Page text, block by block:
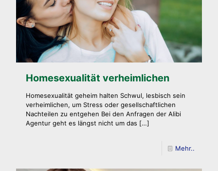
Homesexualität verheimlichen
Homesexualität geheim halten Schwul, lesbisch sein
verheimlichen, um Stress oder gesellschaftlichen
Nachteilen zu entgehen Bei den Anfragen der Alibi
Agentur geht es längst nicht um das […]
Mehr..